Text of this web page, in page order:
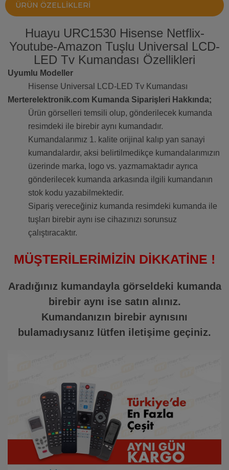
ÜRÜN ÖZELLIKLERI
Huayu URC1530 Hisense Netflix-
Youtube-Amazon Tuşlu Universal LCD-
LED Tv Kumandası Özellikleri
Uyumlu Modeller
Hisense Universal LCD-LED Tv Kumandası
Merterelektronik.com Kumanda Siparişleri Hakkında;
Ürün görselleri temsili olup, gönderilecek kumanda
resimdeki ile birebir aynı kumandadır.
Kumandalarımız 1. kalite orijinal kalıp yan sanayi
kumandalardır, aksi belirtilmedikçe kumandalarımızın
üzerinde marka, logo vs. yazmamaktadır ayrıca
gönderilecek kumanda arkasında ilgili kumandanın
stok kodu yazabilmektedir.
Sipariş vereceğiniz kumanda resimdeki kumanda ile
tuşları birebir aynı ise cihazınızı sorunsuz
çalıştıracaktır.
MÜŞTERİLERİMİZİN DİKKATİNE !
Aradığınız kumandayla görseldeki kumanda
birebir aynı ise satın alınız.
Kumandanızın birebir aynısını
bulamadıysanız lütfen iletişime geçiniz.